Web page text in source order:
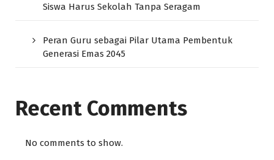
Siswa Harus Sekolah Tanpa Seragam
Peran Guru sebagai Pilar Utama Pembentuk
Generasi Emas 2045
Recent Comments
No comments to show.